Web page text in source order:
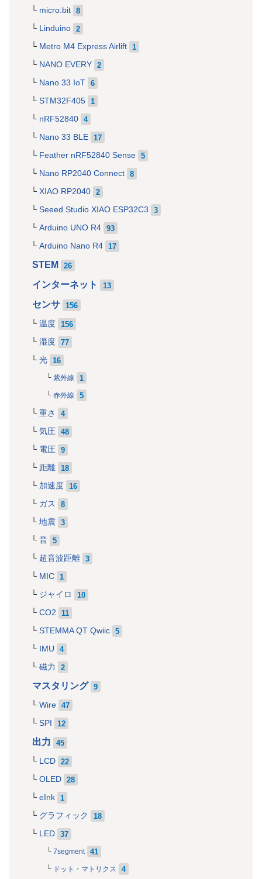
micro:bit 8
Linduino 2
Metro M4 Express Airlift 1
NANO EVERY 2
Nano 33 IoT 6
STM32F405 1
nRF52840 4
Nano 33 BLE 17
Feather nRF52840 Sense 5
Nano RP2040 Connect 8
XIAO RP2040 2
Seeed Studio XIAO ESP32C3 3
Arduino UNO R4 93
Arduino Nano R4 17
STEM 26
インターネット 13
センサ 156
温度 156
湿度 77
光 16
紫外線 1
赤外線 5
重さ 4
気圧 48
電圧 9
距離 18
加速度 16
ガス 8
地震 3
音 5
超音波距離 3
MIC 1
ジャイロ 10
CO2 11
STEMMA QT Qwiic 5
IMU 4
磁力 2
マスタリング 9
Wire 47
SPI 12
出力 45
LCD 22
OLED 28
eInk 1
グラフィック 18
LED 37
7segment 41
ドット・マトリクス 4